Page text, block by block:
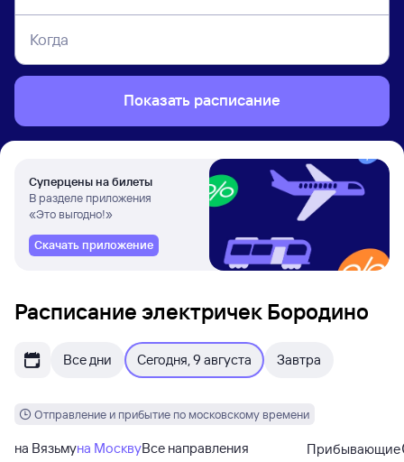
Когда
Показать расписание
Суперцены на билеты
В разделе приложения
«Это выгодно!»
Скачать приложение
Расписание электричек Бородино
Все дни Сегодня, 9 августа Завтра
Отправление и прибытие по московскому времени
на Вязьмуна МосквуВсе направления Прибывающие